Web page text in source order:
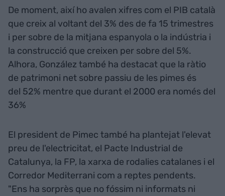
De moment, així ho avalen xifres com el PIB català
que creix al voltant del 3% des de fa 15 trimestres
i per sobre de la mitjana espanyola o la indústria i
la construcció que creixen per sobre del 5%.
Alhora, González també ha destacat que la ràtio
de patrimoni net sobre passiu de les pimes és
del 52% mentre que durant el 2000 era només del
36%
El president de Pimec també ha plantejat l'elevat
preu de l'electricitat, el Pacte Industrial de
Catalunya, la FP, la xarxa de rodalies catalanes i el
Corredor Mediterrani com a reptes pendents.
"Ens ha sorprès que no fóssim ni informats ni